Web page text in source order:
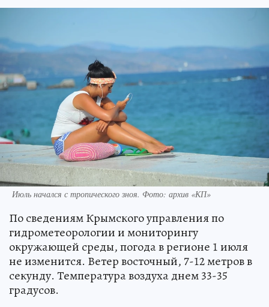
Июль начался с тропического зноя. Фото: архив «КП»
По сведениям Крымского управления по
гидрометеорологии и мониторингу
окружающей среды, погода в регионе 1 июля
не изменится. Ветер восточный, 7-12 метров в
секунду. Температура воздуха днем 33-35
градусов.